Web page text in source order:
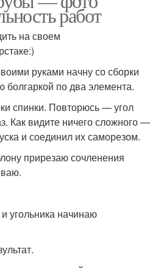
работ
на своем
руками начну со сборки
болгаркой по два элемента.
спинки. Повторюсь — угол
Как видите ничего сложного —
и соединил их саморезом.
прирезаю сочленения
угольника начинаю